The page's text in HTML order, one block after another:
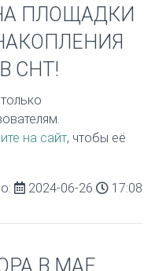
ПЛОЩАДКИ
СНТ!
на сайт, чтобы её
2024-06-26 17:08
В МАЕ